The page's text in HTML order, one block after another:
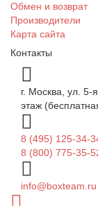
Обмен и возврат
Производители
Карта сайта
Контакты
г. Москва, ул.
этаж
8 (495) 125-34-
8 (800) 775-35-
info@boxteam.ru